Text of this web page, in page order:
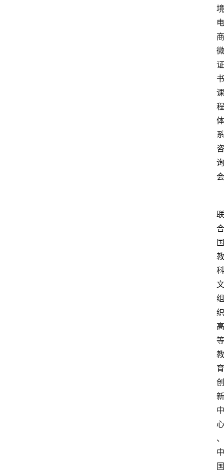
联
合
国
教
科
文
组
织
高
等
教
育
创
新
中
心
、
中
国